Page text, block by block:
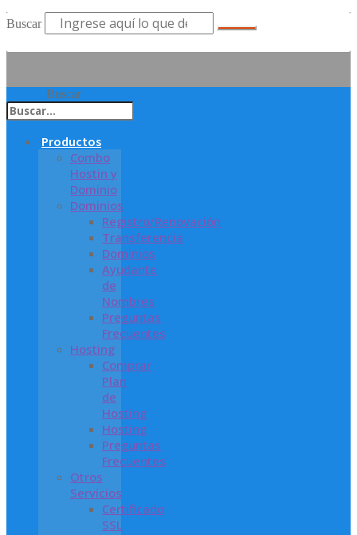
Buscar
Buscar
Productos
Combo
Hostin y
Dominio
Dominios
Registro/Renovación
Transferencia
Dominios
Ayudante
de
Nombres
Preguntas
Frecuentes
Hosting
Comprar
Plan
de
Hosting
Hosting
Preguntas
Frecuentes
Otros
Servicios
Certificado
SSL